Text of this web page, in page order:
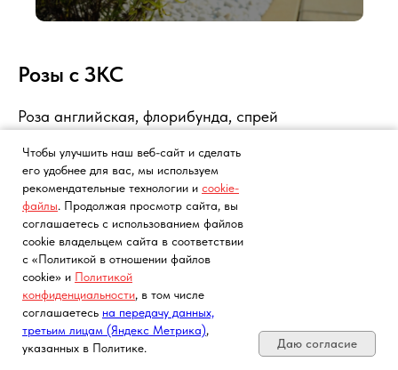
Розы с ЗКС
Роза английская, флорибунда, спрей
Роза английская
Чтобы улучшить наш веб-сайт и сделать
его удобнее для вас, мы используем
рекомендательные технологии и cookie-
файлы. Продолжая просмотр сайта, вы
соглашаетесь с использованием файлов
cookie владельцем сайта в соответствии
с «Политикой в отношении файлов
cookie» и Политикой
конфиденциальности, в том числе
соглашаетесь на передачу данных,
третьим лицам (Яндекс Метрика),
указанных в Политике.
Даю согласие